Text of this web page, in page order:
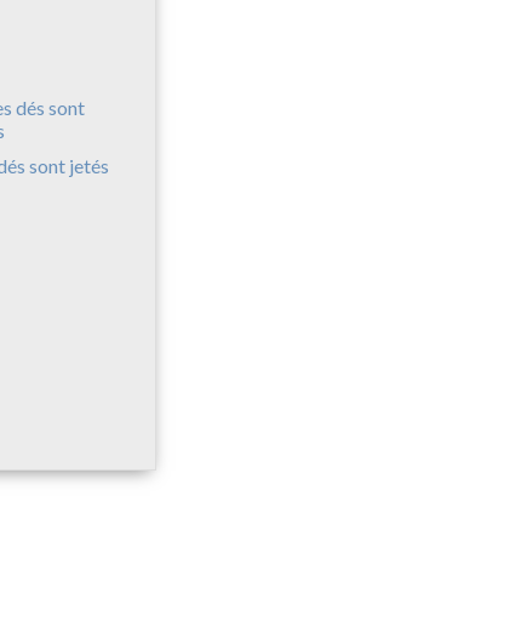
sont jetés